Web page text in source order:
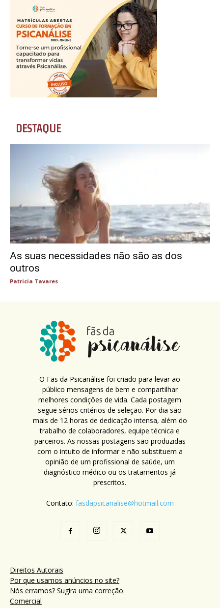
DESTAQUE
As suas necessidades não são as dos
outros
Patricia Tavares
O Fãs da Psicanálise foi criado para levar ao
público mensagens de bem e compartilhar
melhores condições de vida. Cada postagem
segue sérios critérios de seleção. Por dia são
mais de 12 horas de dedicação intensa, além do
trabalho de colaboradores, equipe técnica e
parceiros. As nossas postagens são produzidas
com o intuito de informar e não substituem a
opinião de um profissional de saúde, um
diagnóstico médico ou os tratamentos já
prescritos.
Contato: fasdapsicanalise@hotmail.com
Direitos Autorais
Por que usamos anúncios no site?
Nós erramos? Sugira uma correção.
Comercial